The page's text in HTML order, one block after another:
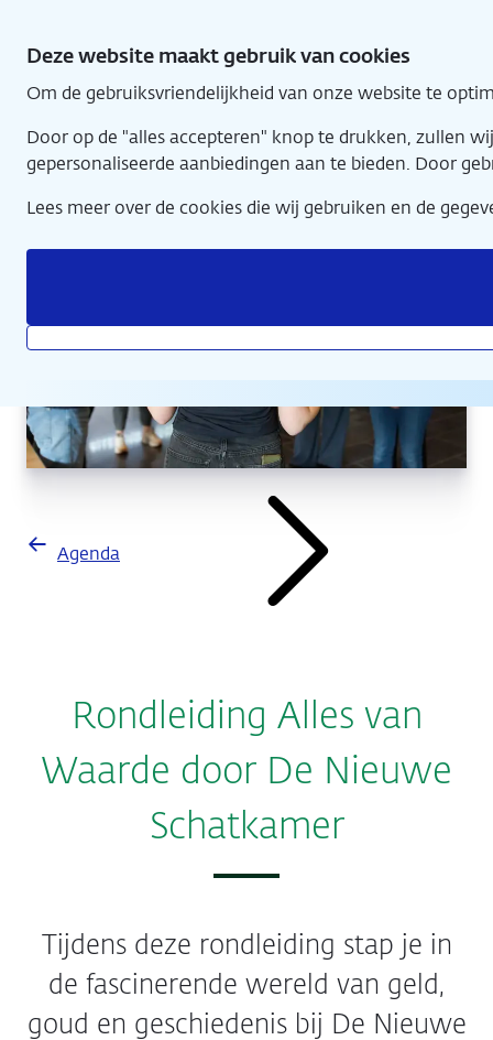
hoofdinhoud
Deze website maakt gebruik van cookies
Om de gebruiksvriendelijkheid van onze website te
Door op de "alles accepteren" knop te drukken, zullen
gepersonaliseerde aanbiedingen aan te bieden. Door
Lees meer over de cookies die wij gebruiken en de
Agenda
Rondleiding Alles van
Waarde door De Nieuwe
Schatkamer
Tijdens deze rondleiding stap je in
de fascinerende wereld van geld,
goud en geschiedenis bij De Nieuwe